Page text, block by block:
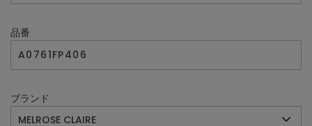
品番
ブランド